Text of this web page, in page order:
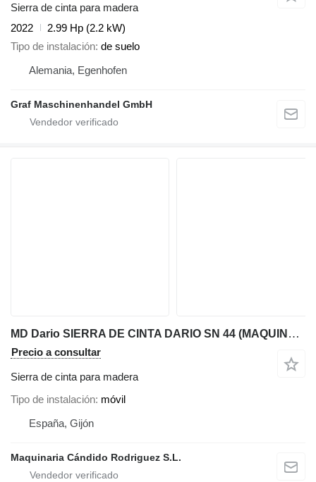
Sierra de cinta para madera
2022
2.99 Hp (2.2 kW)
Tipo de instalación de suelo
Alemania, Egenhofen
Graf Maschinenhandel GmbH
MD Dario SIERRA DE CINTA DARIO SN 44 (MAQUINA EN STOCK)
Precio a consultar
Sierra de cinta para madera
Tipo de instalación móvil
España, Gijón
Maquinaria Cándido Rodriguez S.L.